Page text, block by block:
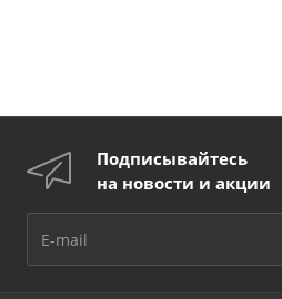
Подписывайтесь
на новости и акции